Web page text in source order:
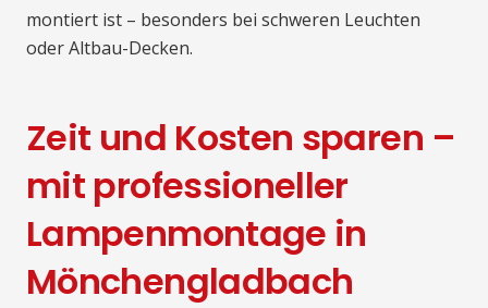
montiert ist – besonders bei schweren Leuchten
oder Altbau-Decken.
Zeit und Kosten sparen –
mit professioneller
Lampenmontage in
Mönchengladbach